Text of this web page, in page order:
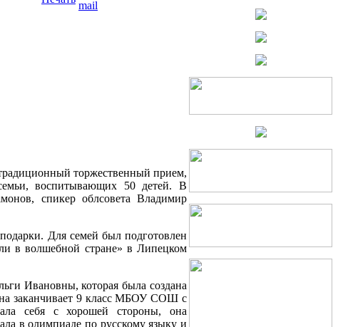
торжественный прием,
воспитывающих 50 детей. В
спикер облсовета Владимир
Для семей был подготовлен
в волшебной стране» в Липецком
Ивановны, которая была создана
заканчивает 9 класс МБОУ СОШ с
себя с хорошей стороны, она
в олимпиаде по русскому языку и